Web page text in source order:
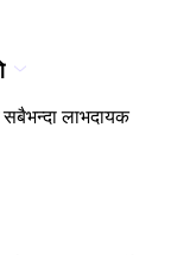
सबैभन्दा लाभदायक